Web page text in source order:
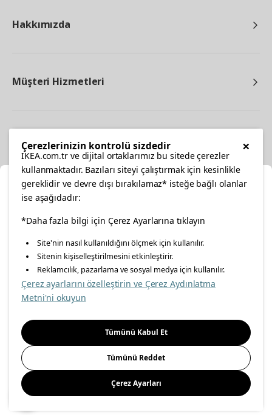
Hakkımızda
Müşteri Hizmetleri
facebooktwitterinstagrampinterestyoutube
linkedin
Enerji Politikası Bilgi Güvenliği Politikası
Gıda Güvenliği Politikası
Önemli Bilgilendirme İnternet Sitesi Gizlilik Politikası
Kişisel Verilerin Korunması
© Inter IKEA Systems B.V 1999-
Konumunuzu Seçin
İnternetten vereceğiniz siparişlerinizde size özel hizmet ve
içerikleri görebilmek için lütfen konumuzu seçin.
İl seçiniz
Seçiniz
Kaydet
×
Çerezlerinizin kontrolü sizdedir
IKEA.com.tr ve dijital ortaklarımız bu sitede çerezler
kullanmaktadır. Bazıları siteyi çalıştırmak için kesinlikle
gereklidir ve devre dışı bırakılamaz* isteğe bağlı olanlar
ise aşağıdadır:
*Daha fazla bilgi için Çerez Ayarlarına tıklayın
Site'nin nasıl kullanıldığını ölçmek için kullanılır.
Sitenin kişiselleştirilmesini etkinleştirir.
Reklamcılık, pazarlama ve sosyal medya için kullanılır.
Çerez ayarlarını özelleştirin ve Çerez Aydınlatma
Metni'ni okuyun
Tümünü Kabul Et
Tümünü Reddet
Çerez Ayarları